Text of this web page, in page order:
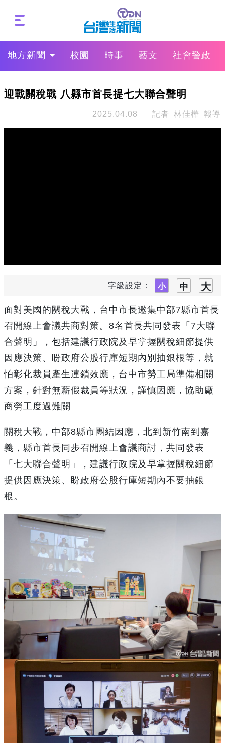
地方新聞 校園 時事 藝文 社會警政
迎戰關稅戰 八縣市首長提七大聯合聲明
2025.04.08 記者 林佳樺 報導
字級設定：
面對美國的關稅大戰，台中市長邀集中部7縣市首長
召開線上會議共商對策。8名首長共同發表「7大聯
合聲明」，包括建議行政院及早掌握關稅細節提供
因應決策、盼政府公股行庫短期內別抽銀根等，就
怕彰化裁員產生連鎖效應，台中市勞工局準備相關
方案，針對無薪假裁員等狀況，謹慎因應，協助廠
商勞工度過難關
關稅大戰，中部8縣市團結因應，北到新竹南到嘉
義，縣市首長同步召開線上會議商討，共同發表
「七大聯合聲明」，建議行政院及早掌握關稅細節
提供因應決策、盼政府公股行庫短期內不要抽銀
根。